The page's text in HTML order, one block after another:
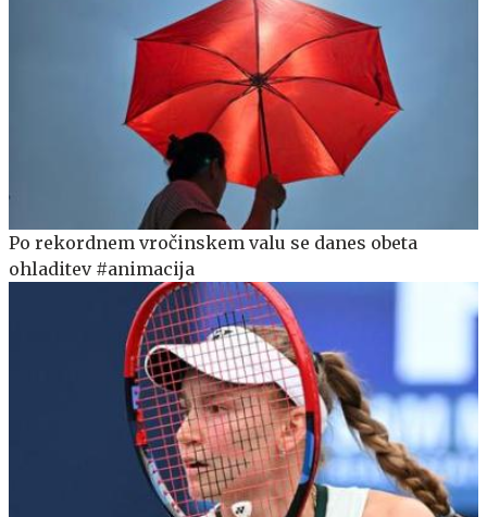
Po rekordnem vročinskem valu se danes obeta
ohladitev #animacija